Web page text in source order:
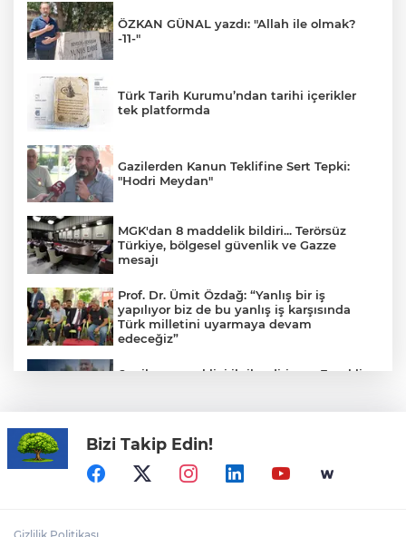
ÖZKAN GÜNAL yazdı: "Allah ile olmak?
-11-"
Türk Tarih Kurumu’ndan tarihi içerikler
tek platformda
Gazilerden Kanun Teklifine Sert Tepki:
"Hodri Meydan"
MGK'dan 8 maddelik bildiri... Terörsüz
Türkiye, bölgesel güvenlik ve Gazze
mesajı
Prof. Dr. Ümit Özdağ: “Yanlış bir iş
yapılıyor biz de bu yanlış iş karşısında
Türk milletini uyarmaya devam
edeceğiz”
6 milyon emekliyi ilgilendiriyor... Emekli
TOFAŞ’ın rakipleri belli oldu! İşte yeni
sezon fikstürü
Bizi Takip Edin!